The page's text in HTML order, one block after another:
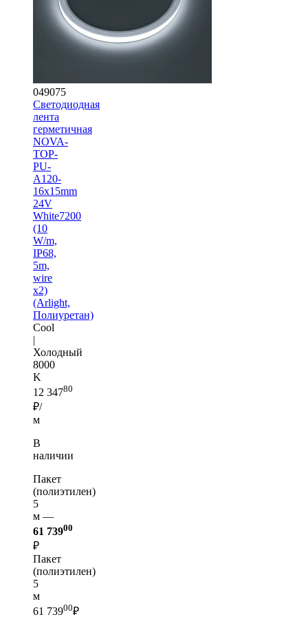
049075
Светодиодная
лента
герметичная
NOVA-
TOP-
PU-
A120-
16x15mm
24V
White7200
(10
W/m,
IP68,
5m,
wire
x2)
(Arlight,
Полиуретан)
Cool
|
Холодный
8000
K
12 34780
₽/
м
В
наличии
Пакет
(полиэтилен)
5
м —
61 73900
₽
Пакет
(полиэтилен)
5
м
61 73900₽